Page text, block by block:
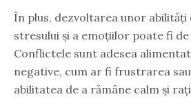
În plus, dezvoltarea unor abilități
stresului și a emoțiilor poate fi
Conflictele sunt adesea
negative, cum ar fi frustrarea
abilitatea de a rămâne calm și